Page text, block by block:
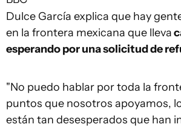
Dulce García explica que hay
en la frontera mexicana que lleva
esperando por una solicitud de
"No puedo hablar por toda la
puntos que nosotros apoyamos,
están tan desesperados que han